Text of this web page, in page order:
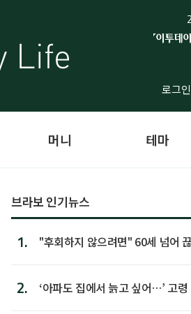
로그인
머니 테마
브라보 인기뉴스
1.
"후회하지 않으려면" 60세 넘어
2.
‘아파도 집에서 늙고 싶어…’ 고